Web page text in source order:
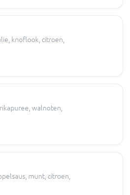
knoflook, citroen,
walnoten,
munt, citroen,